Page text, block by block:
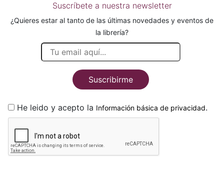
Suscríbete a nuestra newsletter
¿Quieres estar al tanto de las últimas novedades y eventos de
la librería?
Suscribirme
He leido y acepto la Información básica de privacidad.